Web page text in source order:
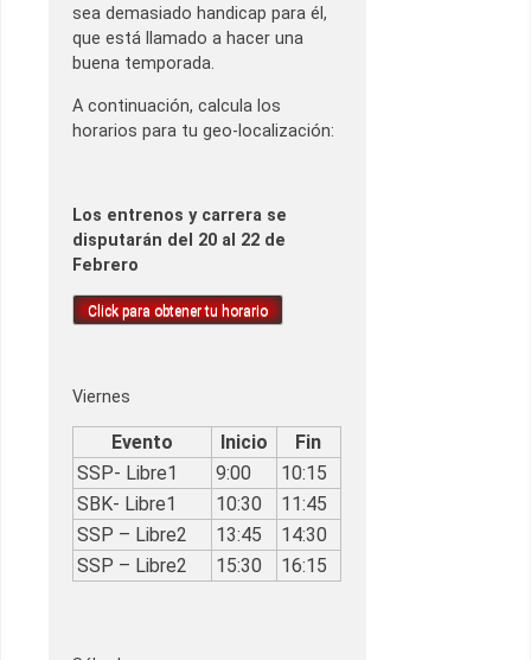
sea demasiado handicap para él,
que está llamado a hacer una
buena temporada.
A continuación, calcula los
horarios para tu geo-localización:
Los entrenos y carrera se
disputarán del 20 al 22 de
Febrero
Click para obtener tu horario
Viernes
Evento Inicio
Fin
SSP- Libre1
9:00
10:15
SBK- Libre1
10:30
11:45
SSP – Libre2
13:45
14:30
SSP – Libre2
15:30 16:15